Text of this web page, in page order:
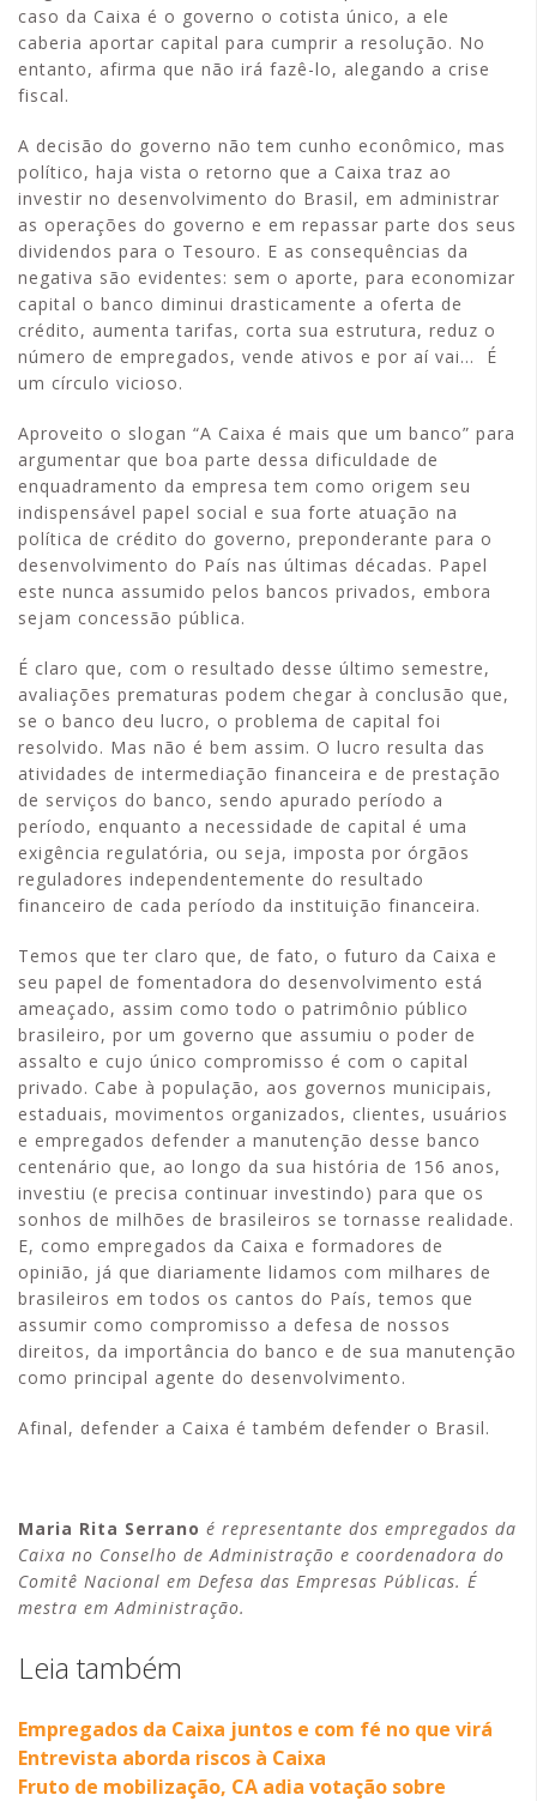
caso da Caixa é o governo o cotista único, a ele
caberia aportar capital para cumprir a resolução. No
entanto, afirma que não irá fazê-lo, alegando a crise
fiscal.
A decisão do governo não tem cunho econômico, mas
político, haja vista o retorno que a Caixa traz ao
investir no desenvolvimento do Brasil, em administrar
as operações do governo e em repassar parte dos seus
dividendos para o Tesouro. E as consequências da
negativa são evidentes: sem o aporte, para economizar
capital o banco diminui drasticamente a oferta de
crédito, aumenta tarifas, corta sua estrutura, reduz o
número de empregados, vende ativos e por aí vai… É
um círculo vicioso.
Aproveito o slogan “A Caixa é mais que um banco” para
argumentar que boa parte dessa dificuldade de
enquadramento da empresa tem como origem seu
indispensável papel social e sua forte atuação na
política de crédito do governo, preponderante para o
desenvolvimento do País nas últimas décadas. Papel
este nunca assumido pelos bancos privados, embora
sejam concessão pública.
É claro que, com o resultado desse último semestre,
avaliações prematuras podem chegar à conclusão que,
se o banco deu lucro, o problema de capital foi
resolvido. Mas não é bem assim. O lucro resulta das
atividades de intermediação financeira e de prestação
de serviços do banco, sendo apurado período a
período, enquanto a necessidade de capital é uma
exigência regulatória, ou seja, imposta por órgãos
reguladores independentemente do resultado
financeiro de cada período da instituição financeira.
Temos que ter claro que, de fato, o futuro da Caixa e
seu papel de fomentadora do desenvolvimento está
ameaçado, assim como todo o patrimônio público
brasileiro, por um governo que assumiu o poder de
assalto e cujo único compromisso é com o capital
privado. Cabe à população, aos governos municipais,
estaduais, movimentos organizados, clientes, usuários
e empregados defender a manutenção desse banco
centenário que, ao longo da sua história de 156 anos,
investiu (e precisa continuar investindo) para que os
sonhos de milhões de brasileiros se tornasse realidade.
E, como empregados da Caixa e formadores de
opinião, já que diariamente lidamos com milhares de
brasileiros em todos os cantos do País, temos que
assumir como compromisso a defesa de nossos
direitos, da importância do banco e de sua manutenção
como principal agente do desenvolvimento.
Afinal, defender a Caixa é também defender o Brasil.
Maria Rita Serrano é representante dos empregados da
Caixa no Conselho de Administração e coordenadora do
Comitê Nacional em Defesa das Empresas Públicas. É
mestra em Administração.
Leia também
Empregados da Caixa juntos e com fé no que virá
Entrevista aborda riscos à Caixa
Fruto de mobilização, CA adia votação sobre